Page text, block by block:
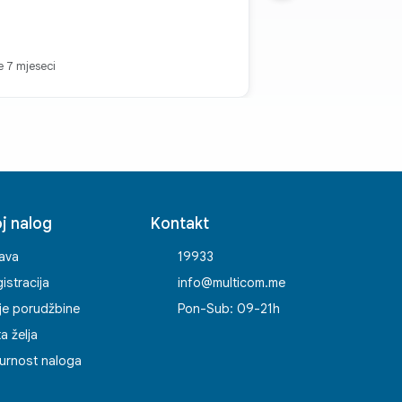
HLADNI
Redizajnirana
dok gledate sate
7 mjeseci
nalog
porudžbine
želja
naloga
Kontakt
19933
info@multicom.me
Pon-Sub: 09-21h